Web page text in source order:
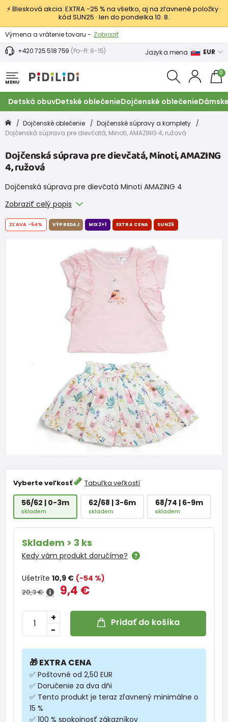
⚡ Blesková akcia: EXTRA −25 % na všetko, aj na zľavnené položky ·
kód SUN25 · len do pondelka 10. 8.
Výmena a vrátenie tovaru - Zobraziť
Zľava 3,80 EUR na prvý nákup - Podmienky
+420 725 518 759 (Po-Pi: 8-15) Jazyk a mena EUR
MENU
0
Detská obuvDetské oblečenieDojčenské oblečenie
Dojčenské oblečenie
Dojčenské súpravy a komplety
Dojčenská súprava pre dievčatá, Minoti, AMAZING 4, ružová
Dojčenská súprava pre dievčatá, Minoti, AMAZING
4, ružová
Dojčenská súprava pre dievčatá Minoti AMAZING 4
Zobraziť celý popis
Vyberte veľkosť Tabuľka veľkostí
56/62 | 0-3m
skladem
62/68 | 3-6m
skladem
68/74 | 6-9m
skladem
Skladem > 3 ks
Kedy vám produkt doručíme?
Ušetríte 10,9 € (-54 %)
20,3 € 9,4 €
-
+ Pridať do košíka
🎁 EXTRA CENA
✅ Poštovné od 2,50 EUR
✅ Doručenie za dva dňi
✅ Tento produkt je teraz zľavnený minimálne o
15 %
✅ 100 % spokojnosť zákazníkov
ZĽAVA -54% VÝPREDAJ MIX2+1 EXTRA CENA SUN25